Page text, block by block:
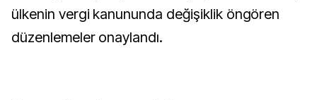
ülkenin vergi kanununda değişiklik öngören
düzenlemeler onaylandı.